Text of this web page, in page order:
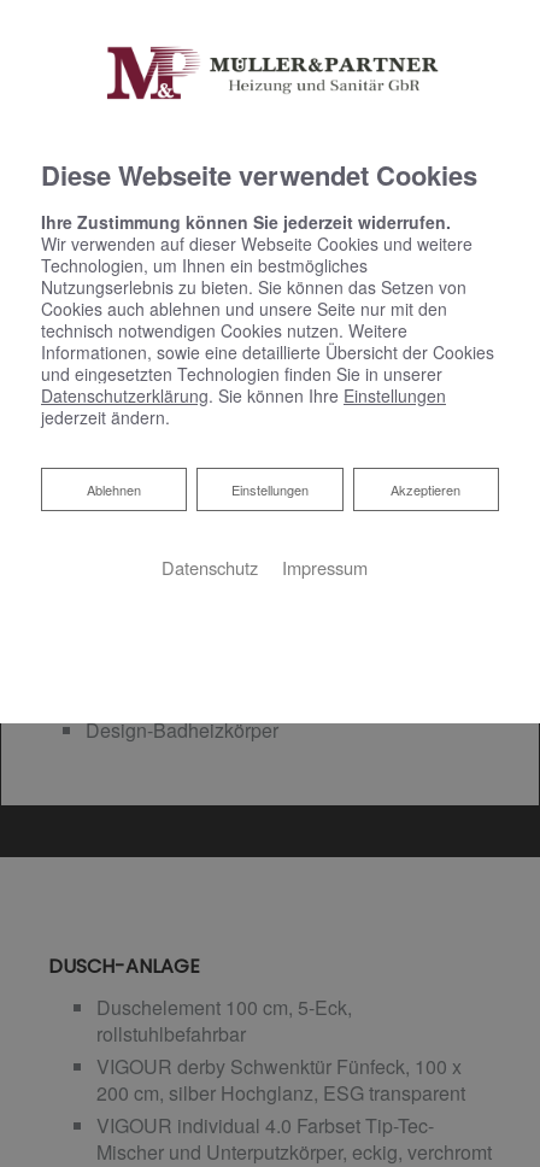
Startseite»Bad»Badinspiration & Musterbäder»Komfort-Bad 8,2 ㎡
Komfort-Bad 8,2 ㎡
barrierefreie 5-Eck-Dusche
Design-Badheizkörper
DUSCH-ANLAGE
Duschelement 100 cm, 5-Eck,
rollstuhlbefahrbar
VIGOUR derby Schwenktür Fünfeck, 100 x
200 cm, silber Hochglanz, ESG transparent
VIGOUR individual 4.0 Farbset Tip-Tec-
Mischer und Unterputzkörper, eckig, verchromt
Diese Webseite verwendet Cookies
Ihre Zustimmung können Sie jederzeit widerrufen.
Wir verwenden auf dieser Webseite Cookies und weitere
Technologien, um Ihnen ein bestmögliches
Nutzungserlebnis zu bieten. Sie können das Setzen von
Cookies auch ablehnen und unsere Seite nur mit den
technisch notwendigen Cookies nutzen. Weitere
Informationen, sowie eine detaillierte Übersicht der Cookies
und eingesetzten Technologien finden Sie in unserer
Datenschutzerklärung. Sie können Ihre Einstellungen
jederzeit ändern.
Akzeptieren
Einstellungen
Ablehnen
Ablehnen
Datenschutz Impressum